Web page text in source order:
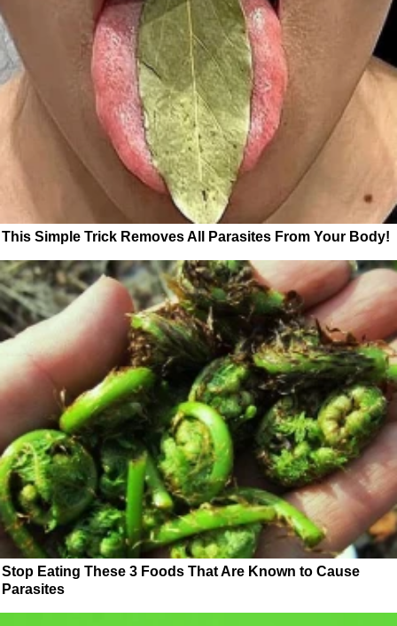
This Simple Trick Removes All Parasites From Your Body!
Stop Eating These 3 Foods That Are Known to Cause
Parasites